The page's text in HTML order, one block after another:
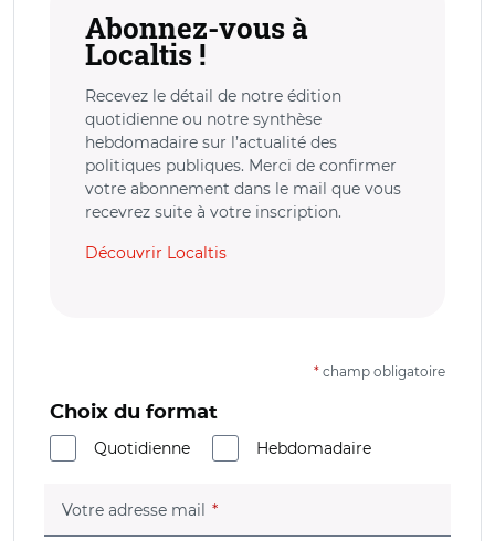
Abonnez-vous à
Localtis !
Recevez le détail de notre édition
quotidienne ou notre synthèse
hebdomadaire sur l’actualité des
politiques publiques. Merci de confirmer
votre abonnement dans le mail que vous
recevrez suite à votre inscription.
Découvrir Localtis
* champ obligatoire
Choix du format
Quotidienne
Hebdomadaire
Votre adresse mail (champ obligatoire)